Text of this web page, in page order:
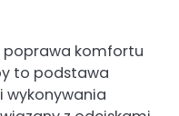
poprawa komfortu
to podstawa
wykonywania